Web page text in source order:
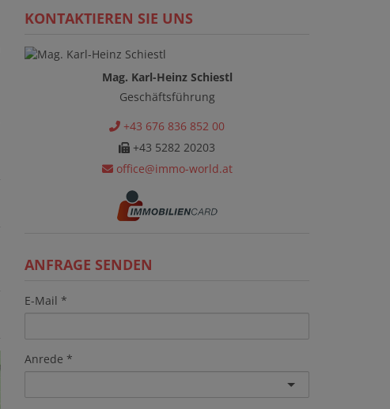
KONTAKTIEREN SIE UNS
Mag. Karl-Heinz Schiestl
Geschäftsführung
+43 676 836 852 00
+43 5282 20203
office@immo-world.at
ANFRAGE SENDEN
E-Mail
Anrede